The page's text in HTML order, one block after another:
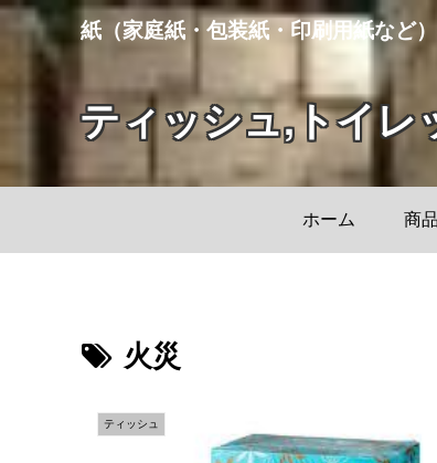
紙（家庭紙・包装紙・印刷用紙など
ティッシュ,トイレ
ホーム 商
火災
ティッシュ